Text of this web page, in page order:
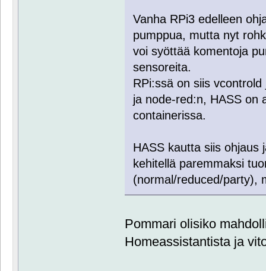
Vanha RPi3 edelleen
pumppua, mutta nyt
voi syöttää komentoja
sensoreita.
RPi:ssä on siis
ja node-red:n, HASS on
containerissa.
HASS kautta siis ohjaus
kehitellä paremmaksi
(normal/reduced/party),
Pommari olisiko
Homeassistantista ja